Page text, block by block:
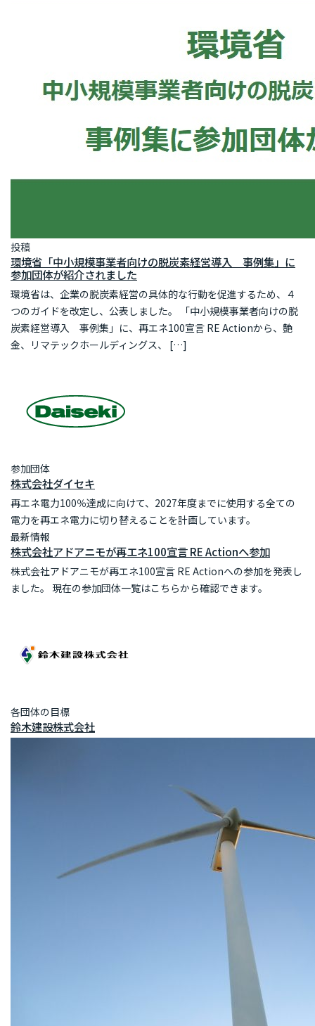
投稿
環境省「中小規模事業者向けの脱炭素経営導入 事例集」に
参加団体が紹介されました
環境省は、企業の脱炭素経営の具体的な行動を促進するため、４
つのガイドを改定し、公表しました。 「中小規模事業者向けの脱
炭素経営導入 事例集」に、再エネ100宣言 RE Actionから、艶
金、リマテックホールディングス、 […]
参加団体
株式会社ダイセキ
再エネ電力100％達成に向けて、2027年度までに使用する全ての
電力を再エネ電力に切り替えることを計画しています。
最新情報
株式会社アドアニモが再エネ100宣言 RE Actionへ参加
株式会社アドアニモが再エネ100宣言 RE Actionへの参加を発表し
ました。 現在の参加団体一覧はこちらから確認できます。
各団体の目標
鈴木建設株式会社